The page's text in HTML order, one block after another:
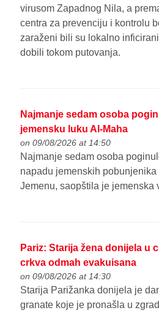
virusom Zapadnog Nila, a
centra za prevenciju i kontrolu
zaraženi bili su lokalno
dobili tokom putovanja.
Najmanje sedam osoba
jemensku luku Al-Maha
on 09/08/2026 at 14:50
Najmanje sedam osoba
napadu jemenskih
Jemenu, saopštila je jemenska
Pariz: Starija žena donijela u
crkva odmah evakuisana
on 09/08/2026 at 14:30
Starija Parižanka donijela je
granate koje je pronašla u